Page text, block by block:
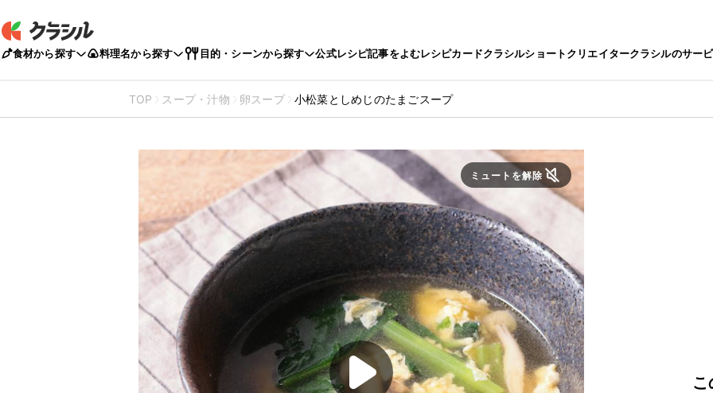
食材から探す 料理名から探す 目的・シーンから探す 公式レシピ記事をよむレシピカードクラシルショートクリエイタークラシルのサー
TOP スープ・汁物 卵スープ 小松菜としめじのたまごスープ
ミュートを解除